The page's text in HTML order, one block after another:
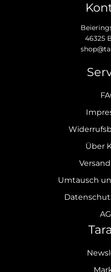
46325
Über
Umtausch